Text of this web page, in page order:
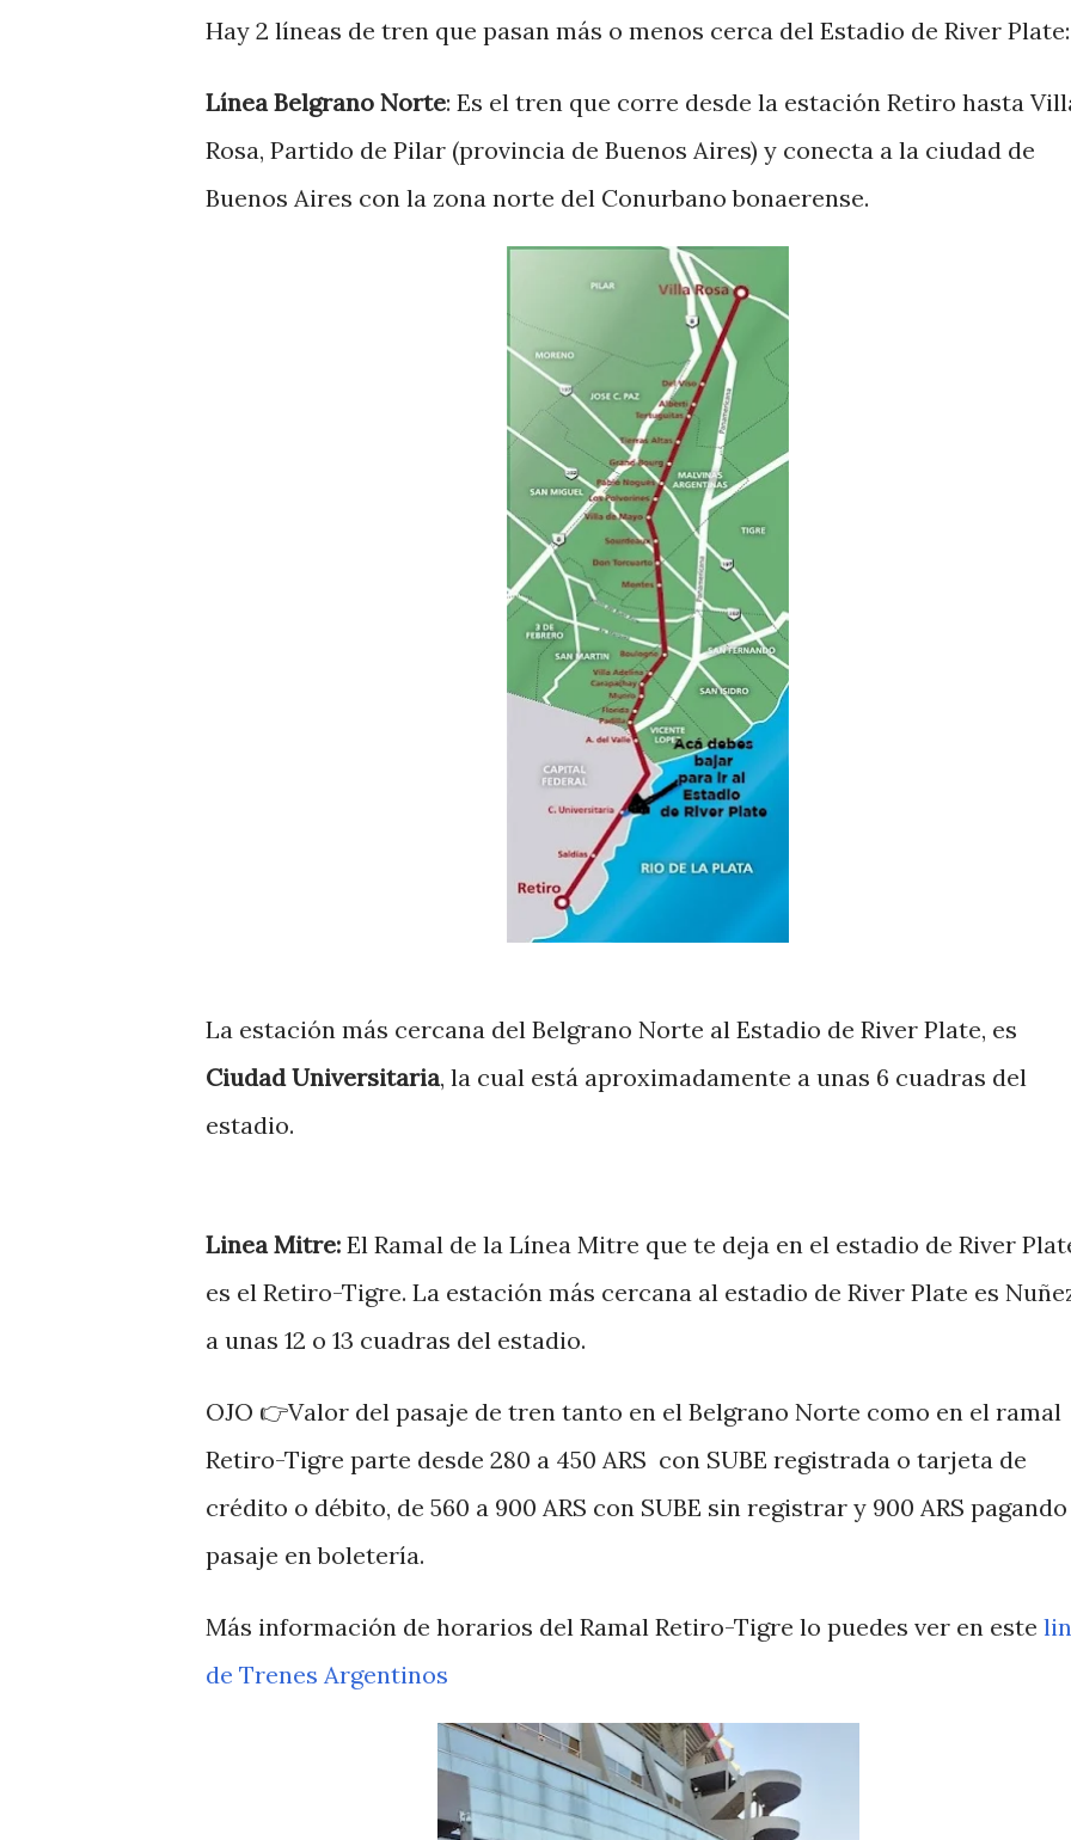
Hay 2 líneas de tren que pasan más o menos cerca del Estadio de River Plate:
Línea Belgrano Norte: Es el tren que corre desde la estación Retiro hasta
Rosa, Partido de Pilar (provincia de Buenos Aires) y conecta a la ciudad de
Buenos Aires con la zona norte del Conurbano bonaerense.
La estación más cercana del Belgrano Norte al Estadio de River Plate, es
Ciudad Universitaria, la cual está aproximadamente a unas 6 cuadras del
estadio.
Linea Mitre: El Ramal de la Línea Mitre que te deja en el estadio de River
es el Retiro-Tigre. La estación más cercana al estadio de River Plate es
a unas 12 o 13 cuadras del estadio.
OJO 👉Valor del pasaje de tren tanto en el Belgrano Norte como en el ramal
Retiro-Tigre parte desde 280 a 450 ARS con SUBE registrada o tarjeta de
crédito o débito, de 560 a 900 ARS con SUBE sin registrar y 900 ARS pagando
pasaje en boletería.
Más información de horarios del Ramal Retiro-Tigre lo puedes ver en este
de Trenes Argentinos